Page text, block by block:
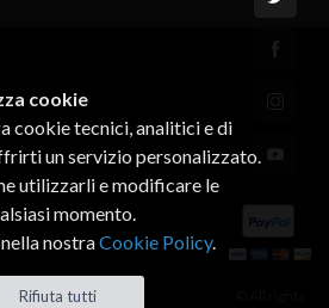
cookie
cookie tecnici, analitici e di
un servizio personalizzato.
utilizzarli e modificare le
momento.
nostraCookie Policy.
Rifiuta tutti